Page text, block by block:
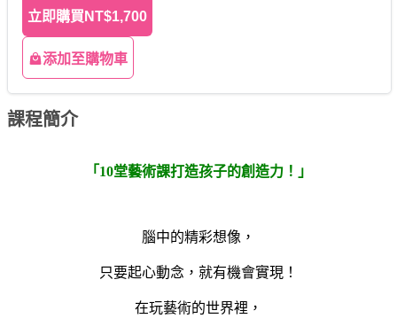
立即購買 NT$1,700
添加至購物車
課程簡介
「10堂藝術課打造孩子的創造力！」
腦中的精彩想像，
只要起心動念，就有機會實現！
在玩藝術的世界裡，